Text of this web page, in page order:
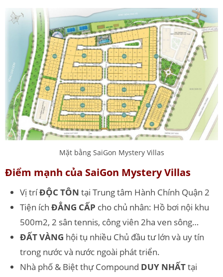
Mặt bằng SaiGon Mystery Villas
Điểm mạnh của SaiGon Mystery Villas
Vị tríĐỘC TÔN tại Trung tâm Hành Chính Quận 2
Tiện ích ĐẲNG CẤP cho chủ nhân: Hồ bơi nội khu
500m2, 2 sân tennis, công viên 2ha ven sông…
ĐẤT VÀNG hội tụ nhiều Chủ đầu tư lớn và uy tín
trong nước và nước ngoài phát triển.
Nhà phố & Biệt thự Compound DUY NHẤTtại